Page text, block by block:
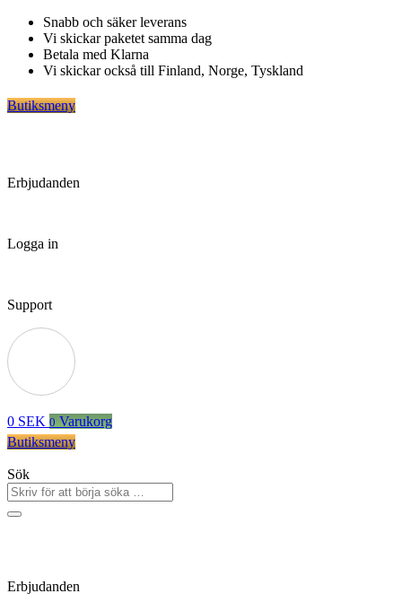
Hoppa
innehåll
Snabb och säker leverans
Vi skickar paketet samma dag
Betala med Klarna
Vi skickar också till Finland, Norge, Tyskland
Butiksmeny
Erbjudanden
Logga in
Support
0 SEK 0 Varukorg
Butiksmeny
Sök
Erbjudanden